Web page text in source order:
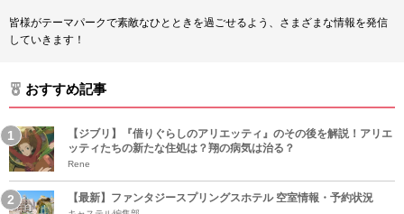
皆様がテーマパークで素敵なひとときを過ごせるよう、さまざまな情報を発信
していきます！
おすすめ記事
【ジブリ】『借りぐらしのアリエッティ』のその後を解説！アリエ
ッティたちの新たな住処は？翔の病気は治る？
Rene
【最新】ファンタジースプリングスホテル 空室情報・予約状況